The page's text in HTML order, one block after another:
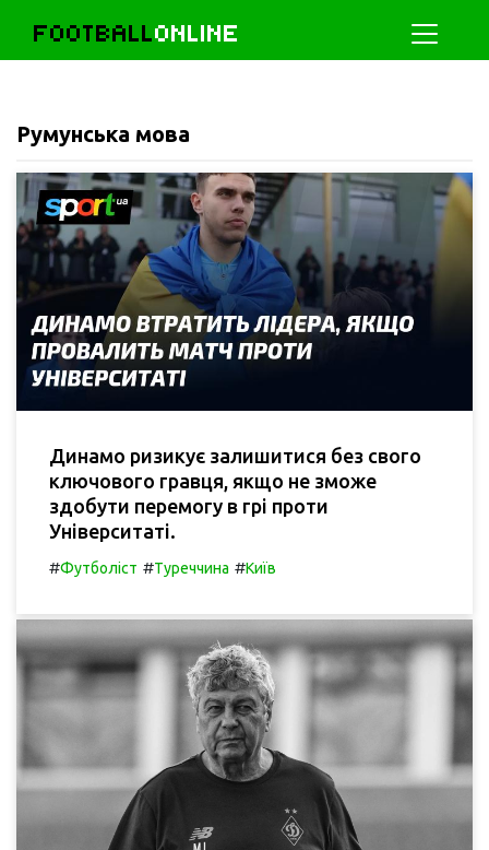
FOOTBALLONLINE
Румунська мова
Динамо ризикує залишитися без свого
ключового гравця, якщо не зможе
здобути перемогу в грі проти
Університаті.
#Футболіст #Туреччина #Київ